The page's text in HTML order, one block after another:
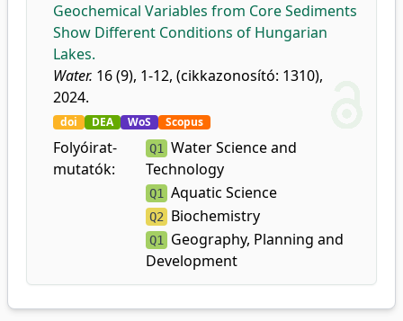
Geochemical Variables from Core Sediments
Show Different Conditions of Hungarian
Lakes.
Water. 16 (9), 1-12, (cikkazonosító: 1310),
2024.
doi DEA WoS Scopus
Folyóirat-
mutatók:
Q1
Water Science and
Technology
Q1 Aquatic Science
Q2 Biochemistry
Q1
Geography, Planning and
Development